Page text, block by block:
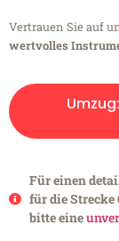
Vertrauen Sie auf
wertvolles
Umzug:
Für einen
für die
bitte eine